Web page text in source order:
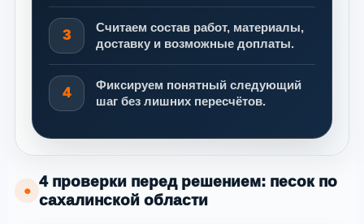
3
Считаем состав работ, материалы,
доставку и возможные доплаты.
4
Фиксируем понятный следующий
шаг без лишних пересчётов.
●
4 проверки перед решением: песок по
сахалинской области